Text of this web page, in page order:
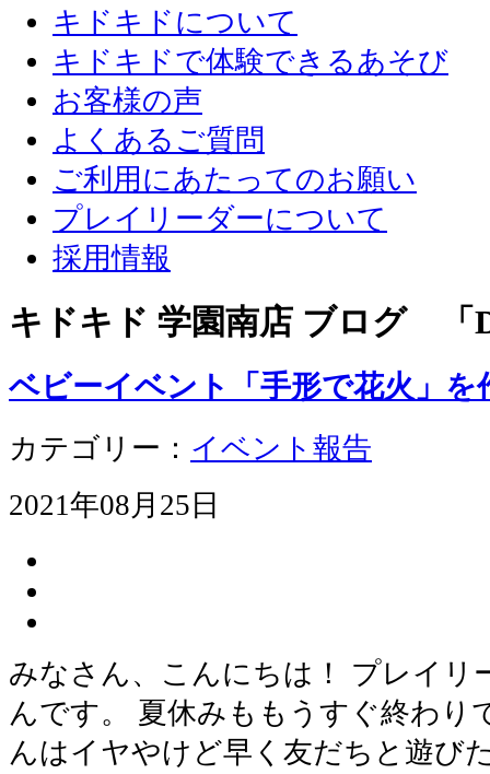
キドキドについて
キドキドで体験できるあそび
お客様の声
よくあるご質問
ご利用にあたってのお願い
プレイリーダーについて
採用情報
キドキド 学園南店 ブログ 「
ベビーイベント「手形で花火」を
カテゴリー： イベント報告
2021年08月25日
みなさん、こんにちは！ プレイリ
んです。 夏休みももうすぐ終わり
んはイヤやけど早く友だちと遊び